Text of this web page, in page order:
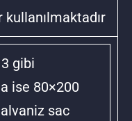
gibi
ise 80×200
sac